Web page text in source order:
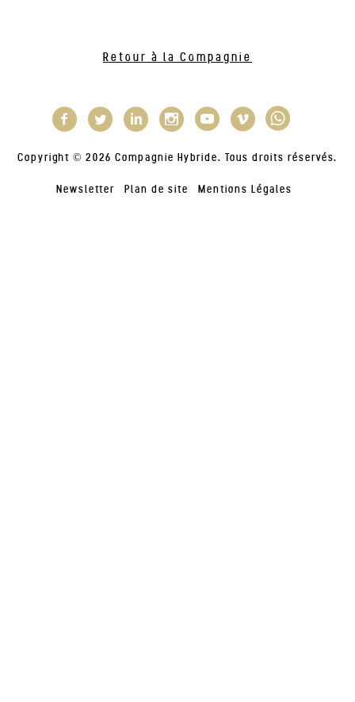
Retour à la Compagnie
Copyright © 2026 Compagnie Hybride. Tous droits réservés.
Newsletter Plan de site Mentions Légales